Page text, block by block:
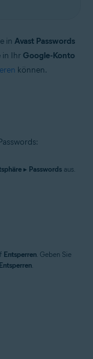
Pack 1 mit
in Avast Passwords
in Ihr Google-Konto
können.
▸ Passwords aus.
Entsperren. Geben Sie
Entsperren.